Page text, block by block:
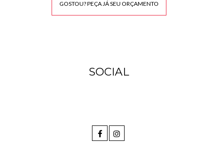
GOSTOU? PEÇA JÁ SEU ORÇAMENTO
SOCIAL